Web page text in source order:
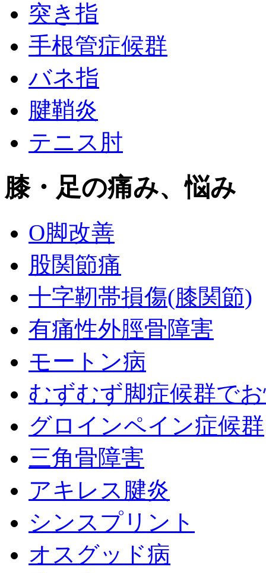
突き指
手根管症候群
バネ指
腱鞘炎
テニス肘
膝・足の痛み、悩み
O脚改善
股関節痛
十字靭帯損傷(膝関節)
有痛性外脛骨障害
モートン病
むずむず脚症候群で
グロインペイン症候群
三角骨障害
アキレス腱炎
シンスプリント
オスグッド病